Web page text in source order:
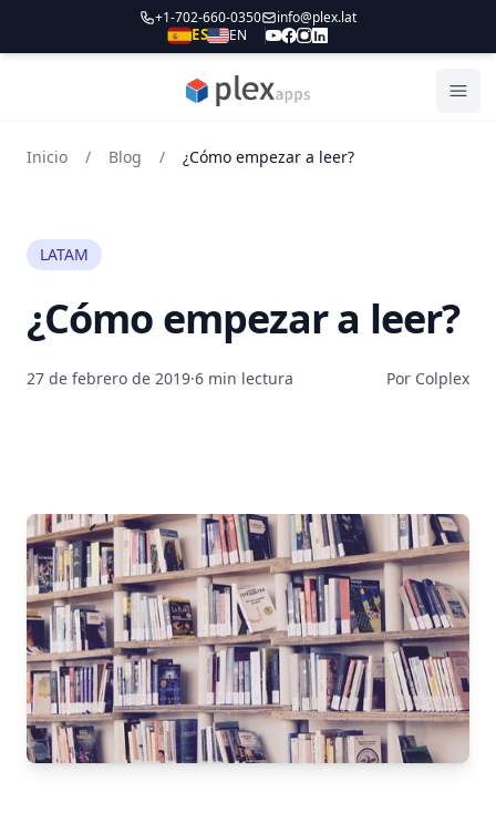
+1-702-660-0350 info@plex.lat
ES EN
PLEXapps
Inicio / Blog / ¿Cómo empezar a leer?
LATAM
¿Cómo empezar a leer?
27 de febrero de 2019·6 min lectura Por Colplex